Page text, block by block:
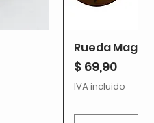
Rueda
Precio
$ 69,90
IVA incluido